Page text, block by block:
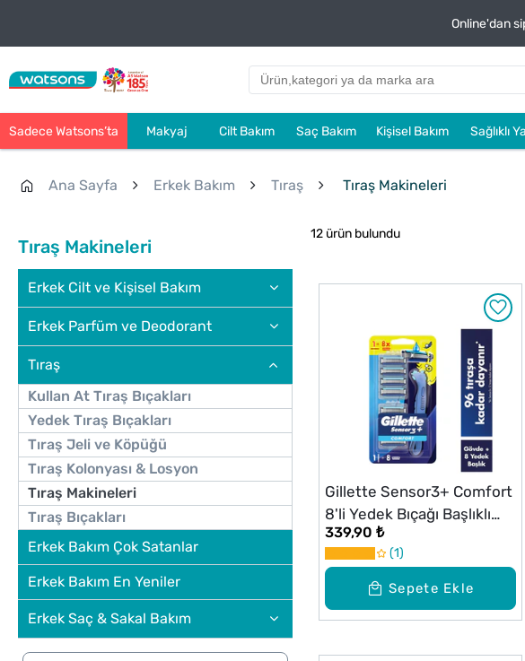
Online'dan
Sadece Watsons’ta Makyaj Cilt Bakım Saç Bakım Kişisel Bakım Sağlıklı
Ana Sayfa Erkek Bakım Tıraş Tıraş Makineleri
Tıraş Makineleri
Erkek Cilt ve Kişisel Bakım
Erkek Parfüm ve Deodorant
Tıraş
Kullan At Tıraş Bıçakları
Yedek Tıraş Bıçakları
Tıraş Jeli ve Köpüğü
Tıraş Kolonyası & Losyon
Tıraş Makineleri
Tıraş Bıçakları
Erkek Bakım Çok Satanlar
Erkek Bakım En Yeniler
Erkek Saç & Sakal Bakım
12 ürün bulundu
Sepete Ekle
Gillette Sensor3+ Comfort
8'li Yedek Bıçağı Başlıklı
Tıraş Makinesi
339,90 ₺
1